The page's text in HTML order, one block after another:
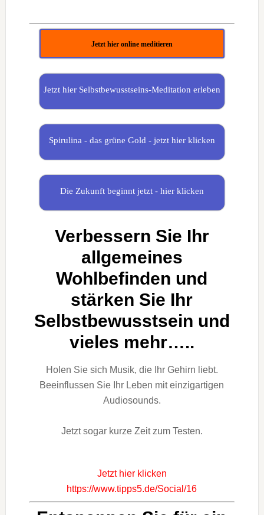
immer
entsperren
immer
Jetzt hier online meditieren
Jetzt hier Selbstbewusstseins-Meditation erleben
Spirulina - das grüne Gold - jetzt hier klicken
Die Zukunft beginnt jetzt - hier klicken
Verbessern Sie Ihr
allgemeines
Wohlbefinden und
stärken Sie Ihr
Selbstbewusstsein und
vieles mehr…..
Holen Sie sich Musik, die Ihr Gehirn liebt.
Beeinflussen Sie Ihr Leben mit einzigartigen
Audiosounds.
Jetzt sogar kurze Zeit zum Testen.
Jetzt hier klicken
https://www.tipps5.de/Social/16